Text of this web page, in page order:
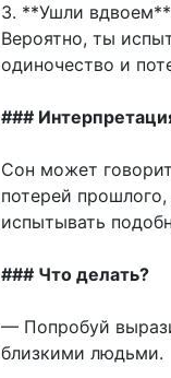
3. **Ушли
Вероятно, ты
одиночество и
###
Сон может
потерей
испытывать
### Что делать?
— Попробуй
близкими людьми.